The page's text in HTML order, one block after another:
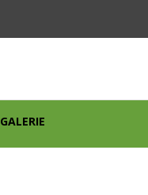
GALERIE